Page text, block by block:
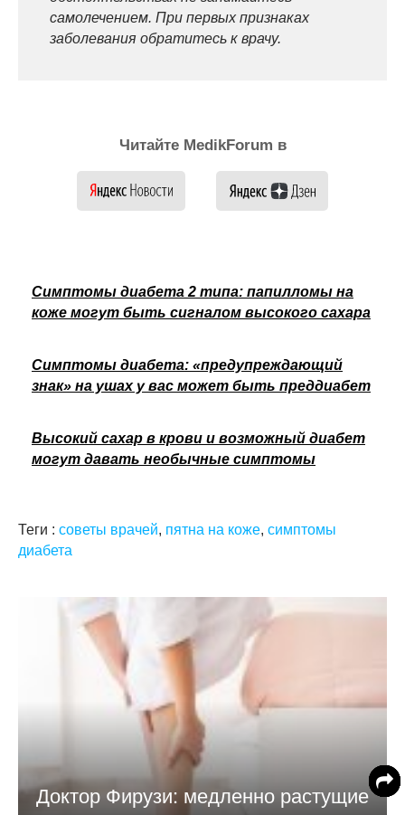
самолечением. При первых признаках
заболевания обратитесь к врачу.
Читайте MedikForum в
Симптомы диабета 2 типа: папилломы на
коже могут быть сигналом высокого сахара
Симптомы диабета: «предупреждающий
знак» на ушах у вас может быть преддиабет
Высокий сахар в крови и возможный диабет
могут давать необычные симптомы
Теги : советы врачей, пятна на коже, симптомы
диабета
Доктор Фирузи: медленно растущие